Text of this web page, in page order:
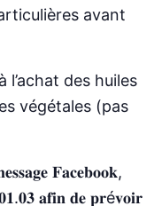
avant
l’achat des huiles
végétales (pas
𝐅𝐚𝐜𝐞𝐛𝐨𝐨𝐤,
𝐚𝐟𝐢𝐧 𝐝𝐞 𝐩𝐫é𝐯𝐨𝐢𝐫